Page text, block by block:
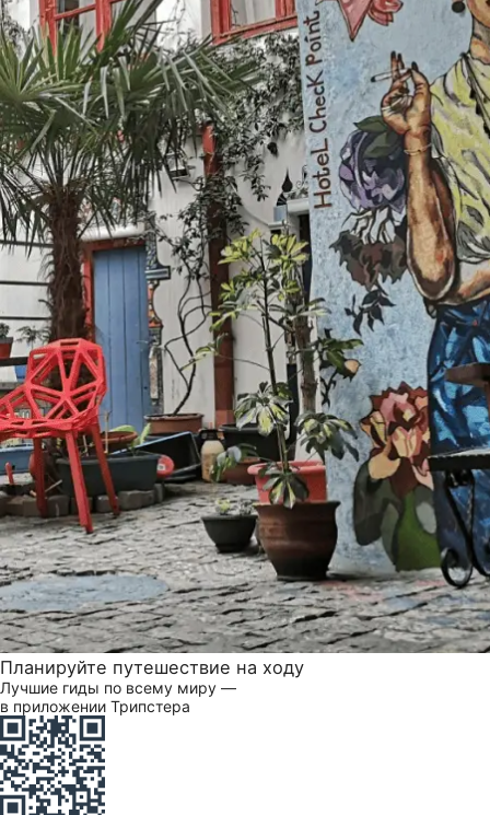
Планируйте путешествие на ходу
Лучшие гиды по всему миру —
в приложении Трипстера